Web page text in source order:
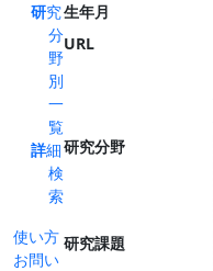
研究
分
野
別
一
覧
詳細
検
索
使い方
お問い
生年月
URL
研究分野
研究課題